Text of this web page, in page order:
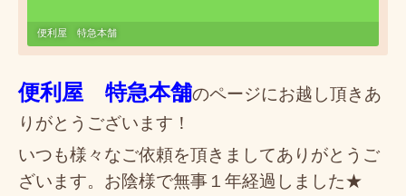
便利屋 特急本舗
便利屋 特急本舗のページにお越し頂きあ
りがとうございます！
いつも様々なご依頼を頂きましてありがとうご
ざいます。お陰様で無事１年経過しました★